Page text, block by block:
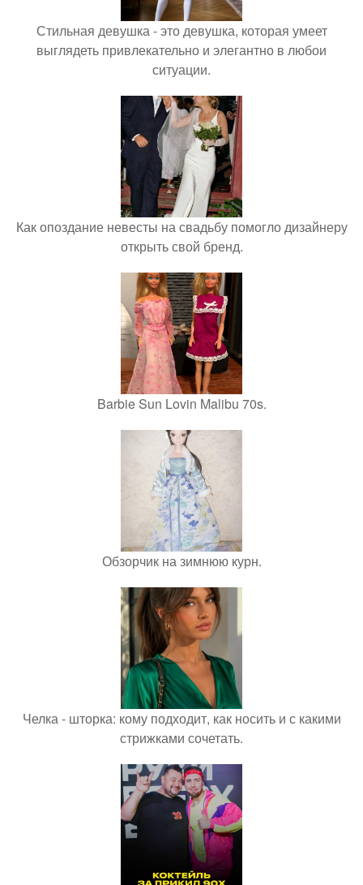
Стильная девушка - это девушка, которая умеет
выглядеть привлекательно и элегантно в любои
ситуации.
Как опоздание невесты на свадьбу помогло дизайнеру
открыть свой бренд.
Barbie Sun Lovin Malibu 70s.
Обзорчик на зимнюю курн.
Челка - шторка: кому подходит, как носить и с какими
стрижками сочетать.